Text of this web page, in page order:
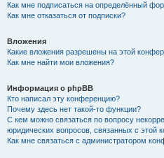
Как мне подписаться на определённый
Как мне отказаться от подписки?
Вложения
Какие вложения разрешены на этой
Как мне найти мои вложения?
Информация о phpBB
Кто написал эту конференцию?
Почему здесь нет такой-то функции?
С кем можно связаться по вопросу
юридических вопросов, связанных с этой
Как мне связаться с администратором